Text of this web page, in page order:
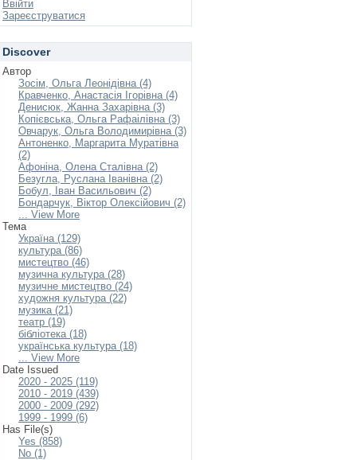
Ввійти
Зареєструватися
Discover
Автор
Зосім, Ольга Леонідівна (4)
Кравченко, Анастасія Ігорівна (4)
Денисюк, Жанна Захарівна (3)
Копієвська, Ольга Рафаілівна (3)
Овчарук, Ольга Володимирівна (3)
Антоненко, Маргарита Муратівна
(2)
Афоніна, Олена Сталівна (2)
Безугла, Руслана Іванівна (2)
Бобул, Іван Васильович (2)
Бондарчук, Віктор Олексійович (2)
... View More
Тема
Україна (129)
культура (86)
мистецтво (46)
музична культура (28)
музичне мистецтво (24)
художня культура (22)
музика (21)
театр (19)
бібліотека (18)
українська культура (18)
... View More
Date Issued
2020 - 2025 (119)
2010 - 2019 (439)
2000 - 2009 (292)
1999 - 1999 (6)
Has File(s)
Yes (858)
No (1)